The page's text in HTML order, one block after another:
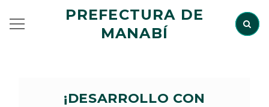
PREFECTURA DE
MANABÍ
¡DESARROLLO CON